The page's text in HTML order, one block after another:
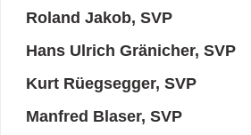
Roland Jakob, SVP
Hans Ulrich Gränicher, SVP
Kurt Rüegsegger, SVP
Manfred Blaser, SVP